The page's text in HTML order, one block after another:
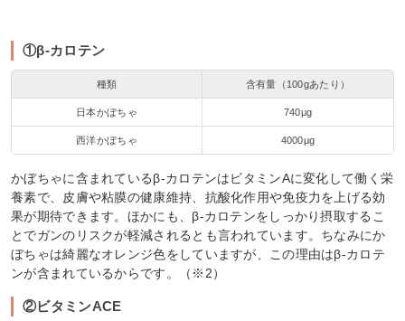
①β-カロテン
種類 含有量（100gあたり）
日本かぼちゃ 740μg
西洋かぼちゃ 4000μg
かぼちゃに含まれているβ-カロテンはビタミンAに変化して働く栄
養素で、皮膚や粘膜の健康維持、抗酸化作用や免疫力を上げる効
果が期待できます。ほかにも、β-カロテンをしっかり摂取するこ
とでガンのリスクが軽減されるとも言われています。ちなみにか
ぼちゃは綺麗なオレンジ色をしていますが、この理由はβ-カロテ
ンが含まれているからです。（※2）
②ビタミンACE